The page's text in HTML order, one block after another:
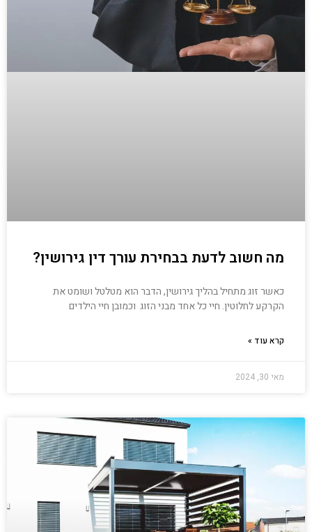
מה חשוב לדעת בבחירת עורך דין גירושין?
כאשר זוג מתחיל בהליך גירושין, הדבר הוא מטלטל ושומט את
הקרקע לחלוטין. חיי כל אחד מבני הזוג וכמובן חיי הילדים
קרא עוד »
מאי 30, 2024